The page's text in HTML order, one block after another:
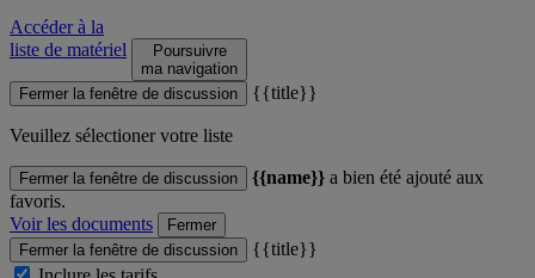
Accéder à la
liste de matériel
Poursuivre
ma navigation
Fermer la fenêtre de discussion
{{title}}
Veuillez sélectioner votre liste
Fermer la fenêtre de discussion {{name}} a bien été ajouté aux
favoris.
Voir les documents
Fermer
Fermer la fenêtre de discussion
{{title}}